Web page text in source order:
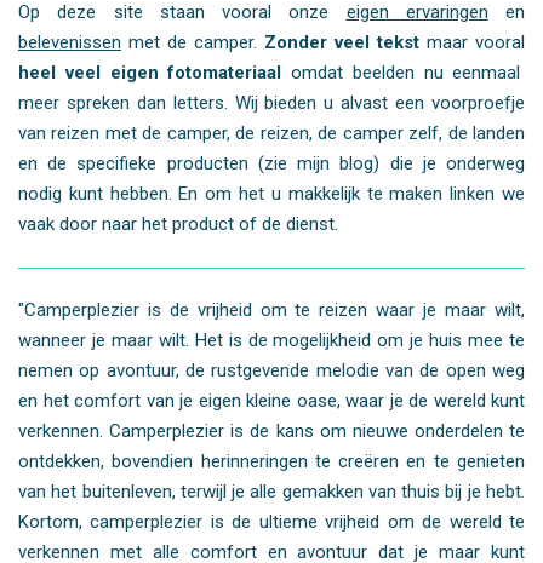
Op deze site staan vooral onze eigen ervaringen en
belevenissen met de camper. Zonder veel tekst maar vooral
heel veel eigen fotomateriaal omdat beelden nu eenmaal
meer spreken dan letters. Wij bieden u alvast een voorproefje
van reizen met de camper, de reizen, de camper zelf, de landen
en de specifieke producten (zie mijn blog) die je onderweg
nodig kunt hebben. En om het u makkelijk te maken linken we
vaak door naar het product of de dienst.
"Camperplezier is de vrijheid om te reizen waar je maar wilt,
wanneer je maar wilt. Het is de mogelijkheid om je huis mee te
nemen op avontuur, de rustgevende melodie van de open weg
en het comfort van je eigen kleine oase, waar je de wereld kunt
verkennen. Camperplezier is de kans om nieuwe onderdelen te
ontdekken, bovendien herinneringen te creëren en te genieten
van het buitenleven, terwijl je alle gemakken van thuis bij je hebt.
Kortom, camperplezier is de ultieme vrijheid om de wereld te
verkennen met alle comfort en avontuur dat je maar kunt